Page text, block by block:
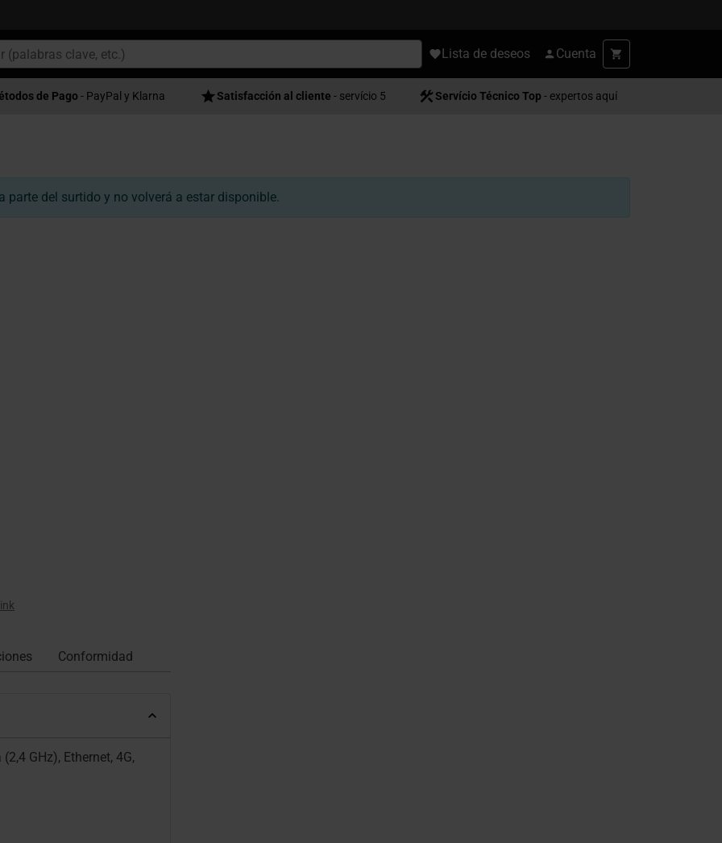
Lista de deseos Cuenta
de Pago - PayPal y Klarna Satisfacción al cliente - servício 5 Servício Técnico Top - expertos aquí
del surtido y no volverá a estar disponible.
Conformidad
GHz), Ethernet, 4G,